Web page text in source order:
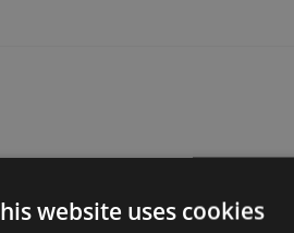
website uses cookies